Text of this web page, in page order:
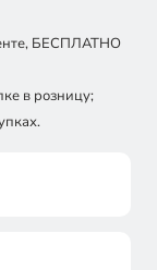
БЕСПЛАТНО
в розницу;